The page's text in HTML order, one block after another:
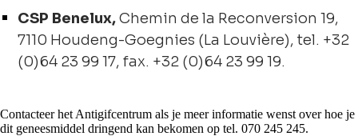
CSP Benelux,Chemin de la Reconversion 19,
7110 Houdeng-Goegnies (La Louvière), tel. +32
(0)64 23 99 17, fax. +32 (0)64 23 99 19.
Contacteer het Antigifcentrum als je meer informatie wenst over hoe je
dit geneesmiddel dringend kan bekomen op tel. 070 245 245.